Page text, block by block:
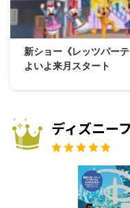
新ショー《レッツパー
よいよ来月スタート
ディズニー